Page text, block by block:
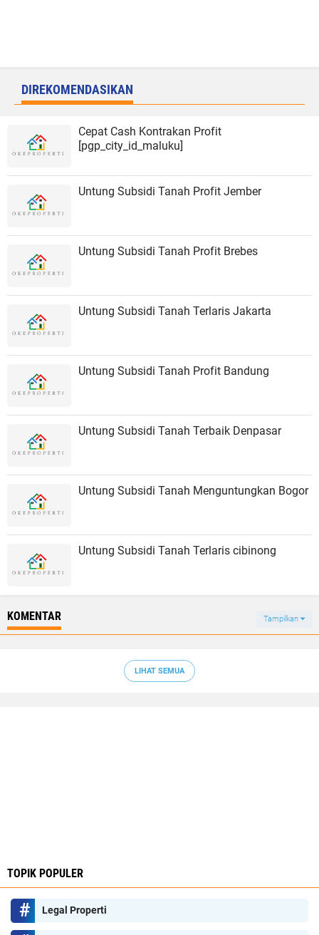
DIREKOMENDASIKAN
Cepat Cash Kontrakan Profit
[pgp_city_id_maluku]
Untung Subsidi Tanah Profit Jember
Untung Subsidi Tanah Profit Brebes
Untung Subsidi Tanah Terlaris Jakarta
Untung Subsidi Tanah Profit Bandung
Untung Subsidi Tanah Terbaik Denpasar
Untung Subsidi Tanah Menguntungkan Bogor
Untung Subsidi Tanah Terlaris cibinong
KOMENTAR Tampilkan
LIHAT SEMUA
TOPIK POPULER
Legal Properti